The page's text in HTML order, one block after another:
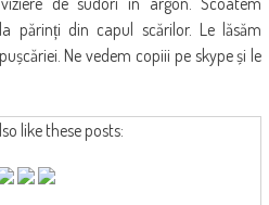
părinți din capul scărilor. Le lăsăm
Ne vedem copiii pe skype și le
like these posts: